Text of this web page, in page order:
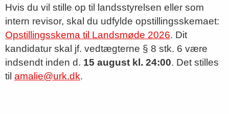
Hvis du vil stille op til landsstyrelsen eller som
intern revisor, skal du udfylde opstillingsskemaet:
Opstillingsskema til Landsmøde 2026. Dit
kandidatur skal jf. vedtægterne § 8 stk. 6 være
indsendt inden d. 15 august kl. 24:00. Det stilles
til amalie@urk.dk.